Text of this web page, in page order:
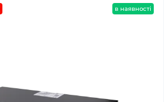
в наявності